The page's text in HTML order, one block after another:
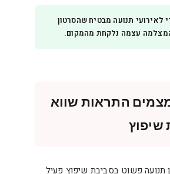
לאירועי תנועה מבטיח שהסרטון
עצמה נלקחת מהמקום.
התראות שווא
שיפוץ
תנועה פשוט בסביבת שיפוץ פעיל